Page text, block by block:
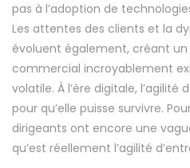
pas à l’adoption de
Les attentes des clients et la
évoluent également, créant
commercial incroyablement
volatile. À l’ère digitale, l’agilité
pour qu’elle puisse survivre.
dirigeants ont encore une
qu’est réellement l’agilité